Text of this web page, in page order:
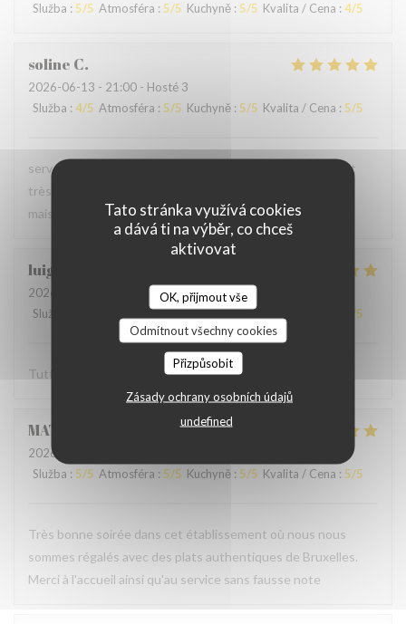
Tato stránka využívá cookies
a dává ti na výběr, co chceš
aktivovat
OK, přijmout vše
Odmítnout všechny cookies
Přizpůsobit
Zásady ochrany osobních údajů
undefined
Služba : 5/5 Atmosféra : 5/5 Kuchyně : 5/5 Kvalita / Cena : 4/5
soline C
2026-06-13 - 21:00 - Hosté 3
Služba : 4/5 Atmosféra : 5/5 Kuchyně : 5/5 Kvalita / Cena : 5/5
serveur très agréable, les plats sont bien servis et surtout
très bons. Mention spéciale pour la mousse au chocolat
maison !
luigi
2026-06-07
- 14:30 - Hosté 2
Služba
Atmosféra:5/5 Kuchyně:5/5 /5
Tutto molto buono. Carbonade buonissima
MATHIEU
2026-06-07
Služba : 5/5 Atmosféra : 5/5 Kuchyně : 5/5 Kvalita / Cena : 5/5
Très bonne soirée dans cet établissement où nous nous
sommes régalés avec des plats authentiques de Bruxelles.
Merci à l'accueil ainsi qu'au service sans fausse note